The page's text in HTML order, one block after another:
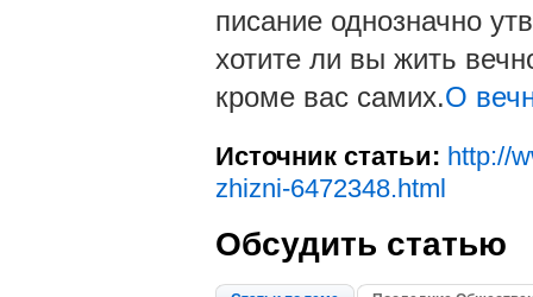
писание однозначно
хотите ли вы жить
кроме вас самих.О
Источник статьи: http://
zhizni-6472348.html
Обсудить статью